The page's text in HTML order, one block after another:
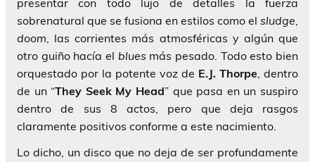
presentar con todo lujo de detalles la fuerza
sobrenatural que se fusiona en estilos como el sludge,
doom, las corrientes más atmosféricas y algún que
otro guiño hacía el blues más pesado. Todo esto bien
orquestado por la potente voz de E.J. Thorpe, dentro
de un “They Seek My Head” que pasa en un suspiro
dentro de sus 8 actos, pero que deja rasgos
claramente positivos conforme a este nacimiento.
Lo dicho, un disco que no deja de ser profundamente